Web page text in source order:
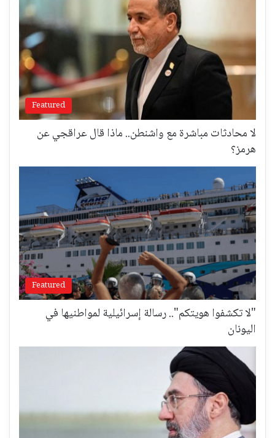
Featured
لا محادثات مباشرة مع واشنطن.. ماذا قال عراقجي عن
هرمز؟
Featured
"لا تكشفوا هويتكم".. رسالة إسرائيلية لمواطنيها في
اليونان